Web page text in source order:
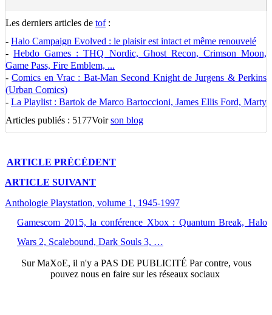
Les derniers articles de tof:
- Halo Campaign Evolved : le plaisir est intact et même renouvelé
-Hebdo Games : THQ Nordic, Ghost Recon, Crimson Moon,
Game Pass, Fire Emblem, ...
-Comics en Vrac : Bat-Man Second Knight de Jurgens & Perkins
(Urban Comics)
- La Playlist : Bartok de Marco Bartoccioni, James Ellis Ford, Marty
Articles publiés : 5177Voirson blog
ARTICLE PRÉCÉDENT
ARTICLE SUIVANT
Anthologie Playstation, volume 1, 1945-1997
Gamescom 2015, la conférence Xbox : Quantum Break, Halo
Wars 2, Scalebound, Dark Souls 3, …
SurMaXoE, il n'y a PAS DE PUBLICITÉ Par contre, vous
pouvez nous en faire sur les réseaux sociaux